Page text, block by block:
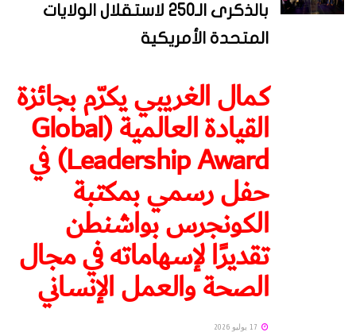
بالذكرى الـ250 لاستقلال الولايات
المتحدة الأمريكية
كمال الغريبي يكرّم بجائزة
القيادة العالمية (Global
Leadership Award) في
حفل رسمي بمكتبة
الكونجرس بواشنطن
تقديرًا لإسهاماته في مجال
الصحة والعمل الإنساني